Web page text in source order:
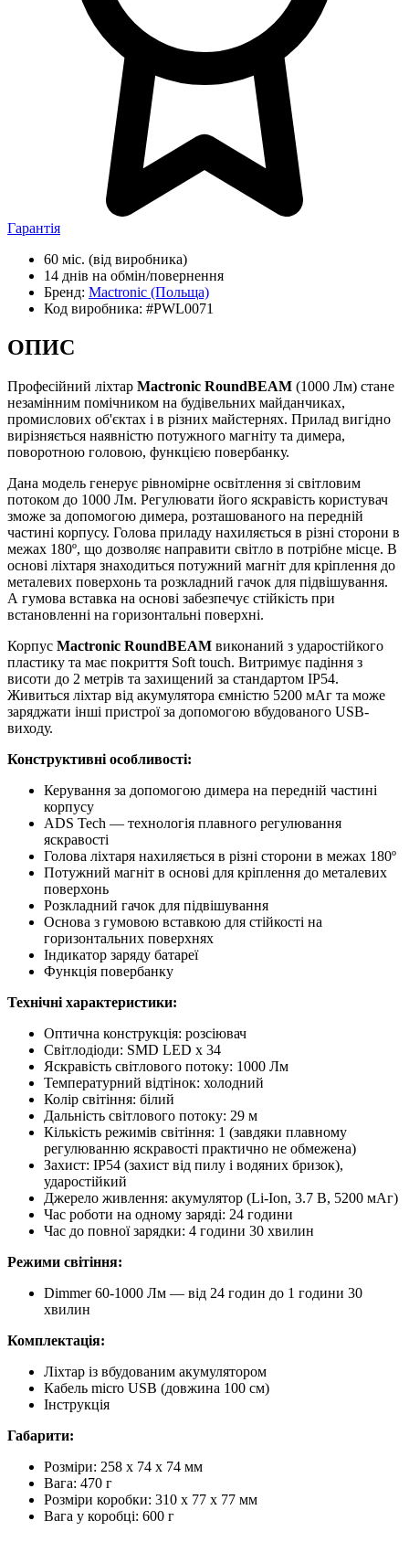
Гарантія
60 міс. (від виробника)
14 днів на обмін/повернення
Бренд: Mactronic (Польща)
Код виробника: #PWL0071
ОПИС
Професійний ліхтар Mactronic RoundBEAM (1000 Лм) стане
незамінним помічником на будівельних майданчиках,
промислових об'єктах і в різних майстернях. Прилад вигідно
вирізняється наявністю потужного магніту та димера,
поворотною головою, функцією повербанку.
Дана модель генерує рівномірне освітлення зі світловим
потоком до 1000 Лм. Регулювати його яскравість користувач
зможе за допомогою димера, розташованого на передній
частині корпусу. Голова приладу нахиляється в різні сторони в
межах 180º, що дозволяє направити світло в потрібне місце. В
основі ліхтаря знаходиться потужний магніт для кріплення до
металевих поверхонь та розкладний гачок для підвішування.
А гумова вставка на основі забезпечує стійкість при
встановленні на горизонтальні поверхні.
Корпус Mactronic RoundBEAM виконаний з ударостійкого
пластику та має покриття Soft touch. Витримує падіння з
висоти до 2 метрів та захищений за стандартом ІР54.
Живиться ліхтар від акумулятора ємністю 5200 мАг та може
заряджати інші пристрої за допомогою вбудованого USB-
виходу.
Конструктивні особливості:
Керування за допомогою димера на передній частині
корпусу
ADS Tech — технологія плавного регулювання
яскравості
Голова ліхтаря нахиляється в різні сторони в межах 180º
Потужний магніт в основі для кріплення до металевих
поверхонь
Розкладний гачок для підвішування
Основа з гумовою вставкою для стійкості на
горизонтальних поверхнях
Індикатор заряду батареї
Функція повербанку
Технічні характеристики:
Оптична конструкція: розсіювач
Світлодіоди: SMD LED х 34
Яскравість світлового потоку: 1000 Лм
Температурний відтінок: холодний
Колір світіння: білий
Дальність світлового потоку: 29 м
Кількість режимів світіння: 1 (завдяки плавному
регулюванню яскравості практично не обмежена)
Захист: IP54 (захист від пилу і водяних бризок),
ударостійкий
Джерело живлення: акумулятор (Li-Ion, 3.7 В, 5200 мАг)
Час роботи на одному заряді: 24 години
Час до повної зарядки: 4 години 30 хвилин
Режими світіння:
Dimmer 60-1000 Лм — від 24 годин до 1 години 30
хвилин
Комплектація:
Ліхтар із вбудованим акумулятором
Кабель micro USB (довжина 100 см)
Інструкція
Габарити:
Розміри: 258 х 74 х 74 мм
Вага: 470 г
Розміри коробки: 310 x 77 x 77 мм
Вага у коробці: 600 г